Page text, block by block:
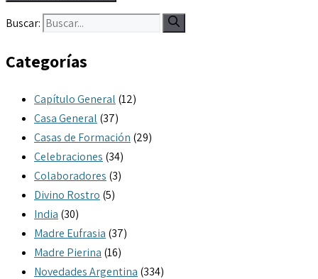
Buscar:
Categorías
Capítulo General (12)
Casa General (37)
Casas de Formación (29)
Celebraciones (34)
Colaboradores (3)
Divino Rostro (5)
India (30)
Madre Eufrasia (37)
Madre Pierina (16)
Novedades Argentina (334)